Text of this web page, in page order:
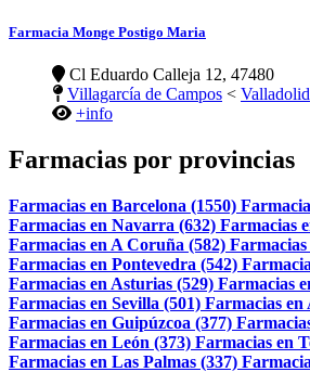
Farmacia Monge Postigo Maria
Cl Eduardo Calleja 12, 47480
Villagarcía de Campos < Valladolid
+info
Farmacias por provincias
Farmacias en Barcelona (1550)
Farmacias en Navarra (632) Farmacias
Farmacias en A Coruña (582)
Farmacias en Pontevedra (542)
Farmacias en Asturias (529) Farmacias
Farmacias en Sevilla (501) Farmacias en
Farmacias en Guipúzcoa (377)
Farmacias en León (373) Farmacias en
Farmacias en Las Palmas (337)